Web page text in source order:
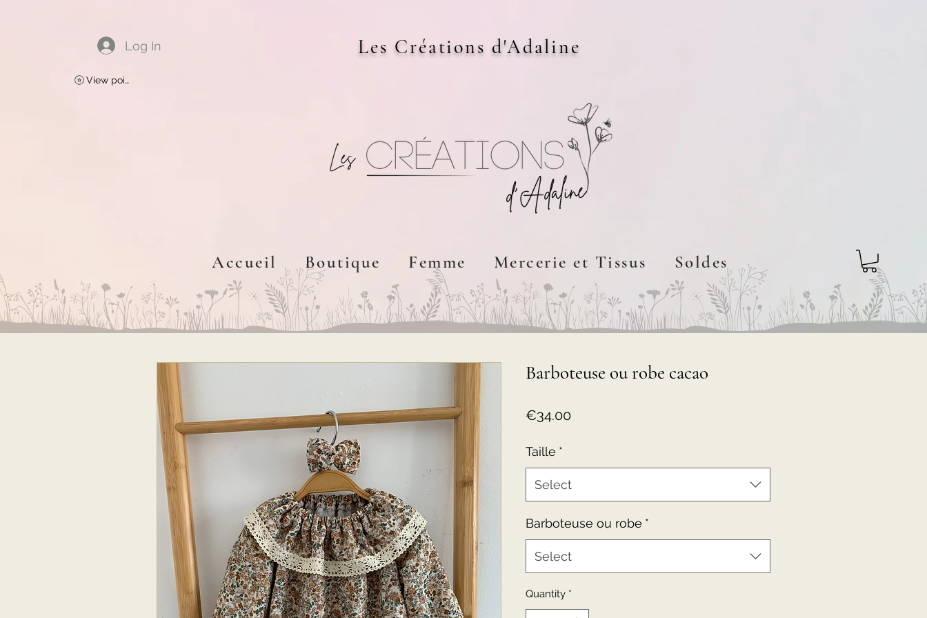
Log In
View points
Les Créations d'Adaline
Accueil Boutique Femme Mercerie et Tissus Soldes
Barboteuse ou robe cacao
€34.00Price
Taille *
Select
Barboteuse ou robe *
Select
Quantity *